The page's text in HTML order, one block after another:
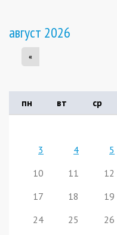
август 2026
«
пн вт ср
3
4 5
10
11 12
17
18 19
24
25 26